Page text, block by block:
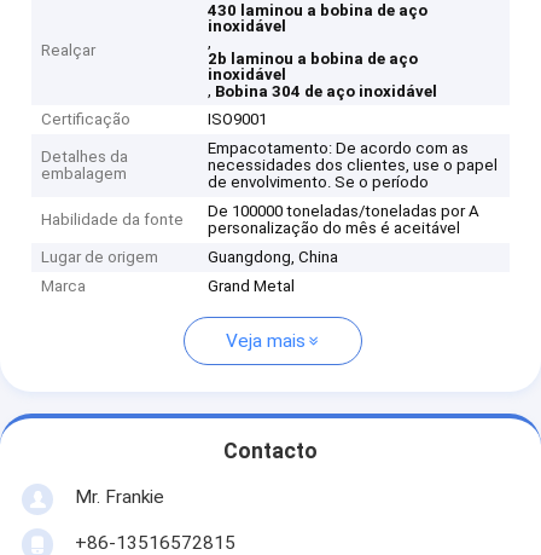
Realçar
430 laminou a bobina de aço
inoxidável
,
2b laminou a bobina de aço
inoxidável
, Bobina 304 de aço inoxidável
Certificação
ISO9001
Detalhes da
embalagem
Empacotamento: De acordo com as
necessidades dos clientes, use o papel
de envolvimento. Se o período
Habilidade da fonte
De 100000 toneladas/toneladas por A
personalização do mês é aceitável
Lugar de origem
Guangdong, China
Marca
Grand Metal
Veja mais
Contacto
Mr. Frankie
+86-13516572815